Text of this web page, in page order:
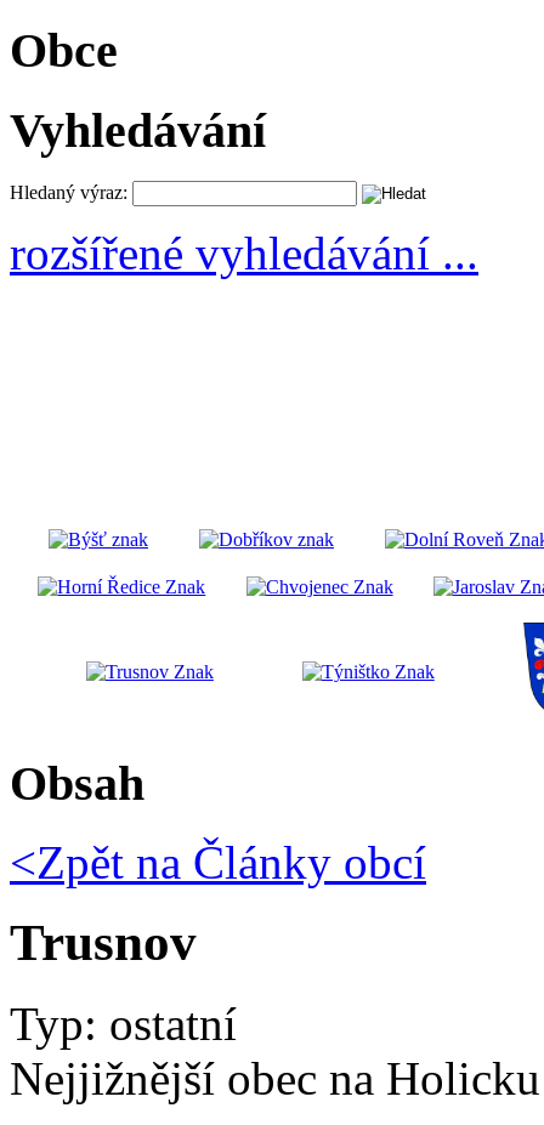
Obce
Vyhledávání
Hledaný výraz:
rozšířené vyhledávání ...
Obsah
<Zpět na Články obcí
Trusnov
Typ: ostatní
Nejjižnější obec na